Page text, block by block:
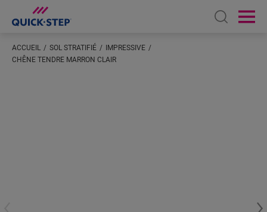
Open
ACCUEIL SOL STRATIFIÉ
IMPRESSIVE
CHÊNE TENDRE MARRON CLAIR